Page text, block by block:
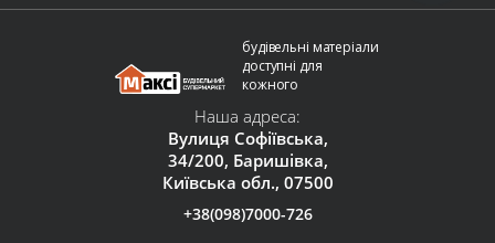
будівельні матеріали
доступні для
кожного
Наша адреса:
Вулиця Софіївська,
34/200, Баришівка,
Київська обл., 07500
+38(098)7000-726